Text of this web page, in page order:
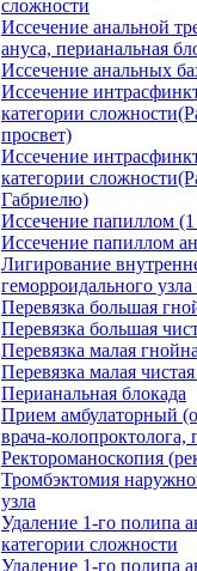
сложности
Иссечение анальной
ануса, перианальная
Иссечение анальных
Иссечение
категории
просвет)
Иссечение
категории
Габриелю)
Иссечение папиллом
Иссечение папиллом
Лигирование
геморроидального узла
Перевязка большая
Перевязка большая
Перевязка малая
Перевязка малая
Перианальная блокада
Прием амбулаторный
врача-
Ректороманоскопия
Тромбэктомия
узла
Удаление 1-го полипа
категории сложности
Удаление 1-го полипа